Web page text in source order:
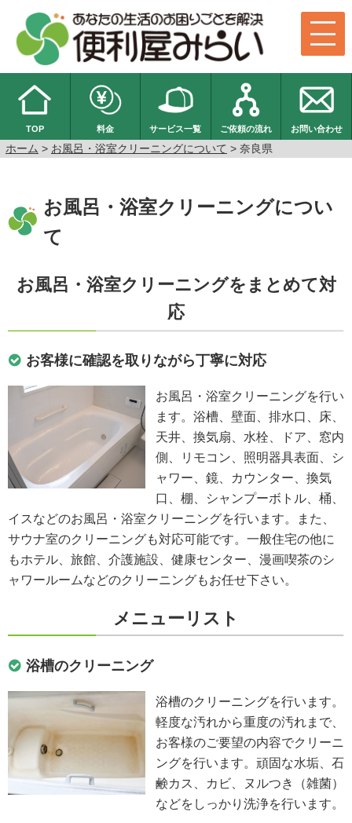
TOP 料金 サービス一覧 ご依頼の流れ お問い合わせ
ホーム > お風呂・浴室クリーニングについて > 奈良県
お風呂・浴室クリーニングについ
て
お風呂・浴室クリーニングをまとめて対
応
お客様に確認を取りながら丁寧に対応
お風呂・浴室クリーニングを行い
ます。浴槽、壁面、排水口、床、
天井、換気扇、水栓、ドア、窓内
側、リモコン、照明器具表面、シ
ャワー、鏡、カウンター、換気
口、棚、シャンプーボトル、桶、
イスなどのお風呂・浴室クリーニングを行います。また、
サウナ室のクリーニングも対応可能です。一般住宅の他に
もホテル、旅館、介護施設、健康センター、漫画喫茶のシ
ャワールームなどのクリーニングもお任せ下さい。
メニューリスト
浴槽のクリーニング
浴槽のクリーニングを行います。
軽度な汚れから重度の汚れまで、
お客様のご要望の内容でクリーニ
ングを行います。頑固な水垢、石
鹸カス、カビ、ヌルつき（雑菌）
などをしっかり洗浄を行います。